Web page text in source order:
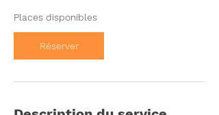
Places disponibles
Réserver